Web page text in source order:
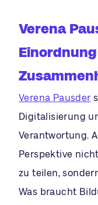
Verena
Verena Pausder
Digitalisierung
Verantwortung.
Perspektive
zu teilen,
Was braucht